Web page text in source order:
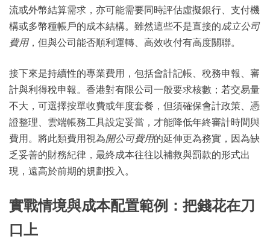
流或外幣結算需求，亦可能需要同時評估虛擬銀行、支付機
構或多幣種帳戶的成本結構。雖然這些不是直接的成立公司
費用，但與公司能否順利運轉、高效收付有高度關聯。
接下來是持續性的專業費用，包括會計記帳、稅務申報、審
計與利得稅申報。香港對有限公司一般要求核數；若交易量
不大，可選擇按單收費或年度套餐，但須確保會計政策、憑
證整理、雲端帳務工具設定妥當，才能降低年終審計時間與
費用。將此類費用視為開公司費用的延伸更為務實，因為缺
乏妥善的財務紀律，最終成本往往以補救與罰款的形式出
現，遠高於前期的規劃投入。
實戰情境與成本配置範例：把錢花在刀
口上